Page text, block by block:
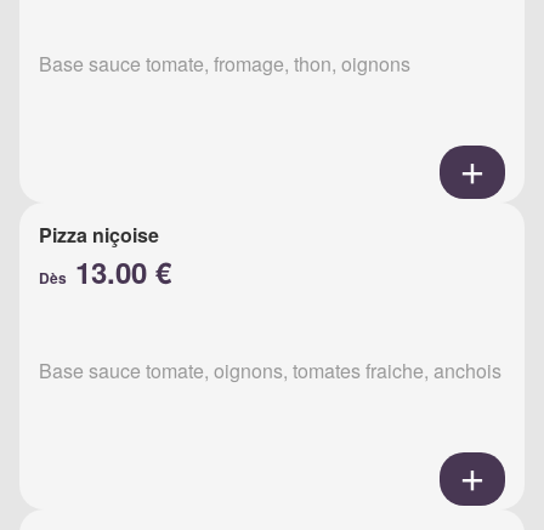
Base sauce tomate, fromage, thon, oignons
Pizza niçoise
Dès 13.00 €
Base sauce tomate, oignons, tomates fraiche, anchois